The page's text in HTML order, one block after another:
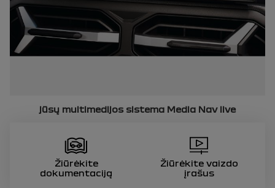
jūsų multimedijos sistema Media Nav live
Žiūrėkite
dokumentaciją
Žiūrėkite vaizdo
įrašus